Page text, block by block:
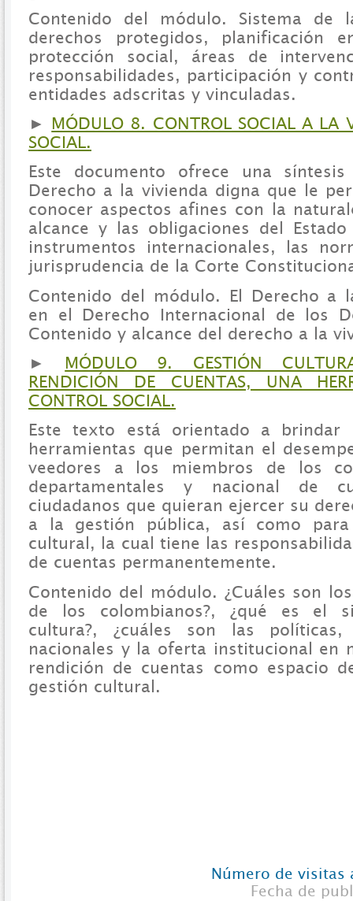
Contenido del módulo. Sistema de
derechos protegidos, planificación
protección social, áreas de
responsabilidades, participación y
entidades adscritas y vinculadas.
► MÓDULO 8. CONTROL SOCIAL A LA
SOCIAL.
Este documento ofrece una
Derecho a la vivienda digna que le
conocer aspectos afines con la
alcance y las obligaciones del
instrumentos internacionales, las
jurisprudencia de la Corte
Contenido del módulo. El Derecho a
en el Derecho Internacional de los
Contenido y alcance del derecho a la
► MÓDULO 9. GESTIÓN
RENDICIÓN DE CUENTAS, UNA
CONTROL SOCIAL.
Este texto está orientado a brindar
herramientas que permitan el
veedores a los miembros de los
departamentales y nacional de
ciudadanos que quieran ejercer su
a la gestión pública, así como
cultural, la cual tiene las
de cuentas permanentemente.
Contenido del módulo. ¿Cuáles son
de los colombianos?, ¿qué es el
cultura?, ¿cuáles son las políticas,
nacionales y la oferta institucional en
rendición de cuentas como espacio
gestión cultural.
Número de visitas
Fecha de